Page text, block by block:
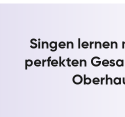
Singen lernen
perfekten